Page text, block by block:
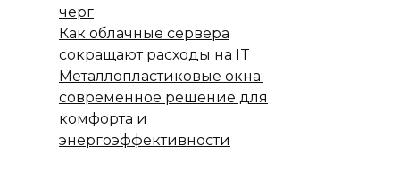
черг
Как облачные сервера
сокращают расходы на IT
Металлопластиковые окна:
современное решение для
комфорта и
энергоэффективности